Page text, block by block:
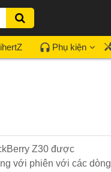
Phụ kiện
Z30 được
với phiên với các dòng